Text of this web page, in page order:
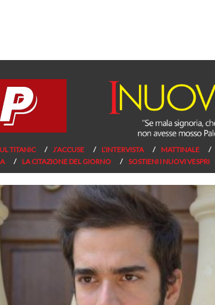
TITANIC J’ACCUSE L’INTERVISTA MATTINALE
LA CITAZIONE DEL GIORNO SOSTIENI I NUOVI VESPRI